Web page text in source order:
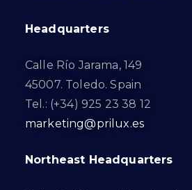
Headquarters
Calle Río Jarama, 149
45007. Toledo. Spain
Tel.: (+34) 925 23 38 12
marketing@prilux.es
Northeast Headquarters